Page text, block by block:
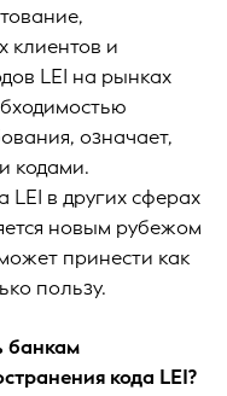
клиентов и
LEI на рынках
означает,
кодами.
в других сферах
новым рубежом
принести как
пользу.
банкам
кода LEI?